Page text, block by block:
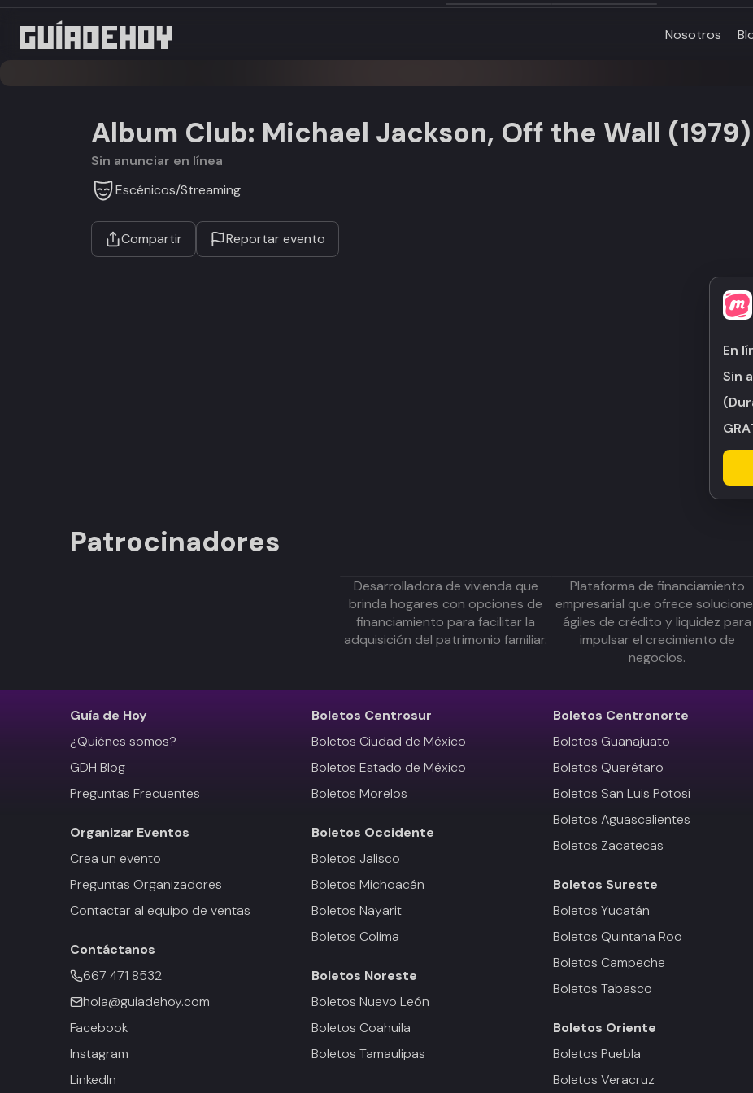
Nosotros
Album Club: Michael Jackson, Off the Wall (1979)
Sin anunciar en línea
Escénicos/Streaming
Compartir Reportar evento
En
Sin
Patrocinadores
Desarrolladora de vivienda que
brinda hogares con opciones de
financiamiento para facilitar la
adquisición del patrimonio familiar.
Plataforma de financiamiento
empresarial que ofrece
ágiles de crédito y liquidez para
impulsar el crecimiento de
negocios.
Guía de Hoy
¿Quiénes somos?
GDH Blog
Preguntas Frecuentes
Organizar Eventos
Crea un evento
Preguntas Organizadores
Contactar al equipo de ventas
Contáctanos
667 471 8532
hola@guiadehoy.com
Facebook
Instagram
LinkedIn
Boletos Centrosur
Boletos Ciudad de México
Boletos Estado de México
Boletos Morelos
Boletos Occidente
Boletos Jalisco
Boletos Michoacán
Boletos Nayarit
Boletos Colima
Boletos Noreste
Boletos Nuevo León
Boletos Coahuila
Boletos Tamaulipas
Boletos Centronorte
Boletos Guanajuato
Boletos Querétaro
Boletos San Luis Potosí
Boletos Aguascalientes
Boletos Zacatecas
Boletos Sureste
Boletos Yucatán
Boletos Quintana Roo
Boletos Campeche
Boletos Tabasco
Boletos Oriente
Boletos Puebla
Boletos Veracruz